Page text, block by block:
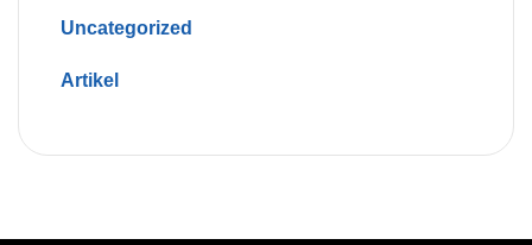
Uncategorized
Artikel